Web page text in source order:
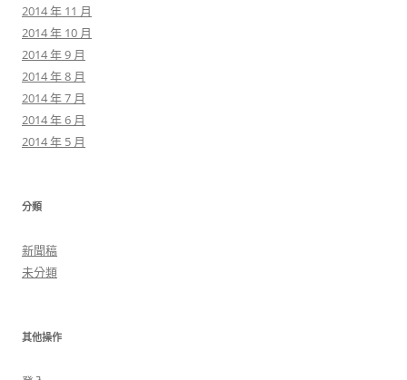
2014 年 11 月
2014 年 10 月
2014 年 9 月
2014 年 8 月
2014 年 7 月
2014 年 6 月
2014 年 5 月
分類
新聞稿
未分類
其他操作